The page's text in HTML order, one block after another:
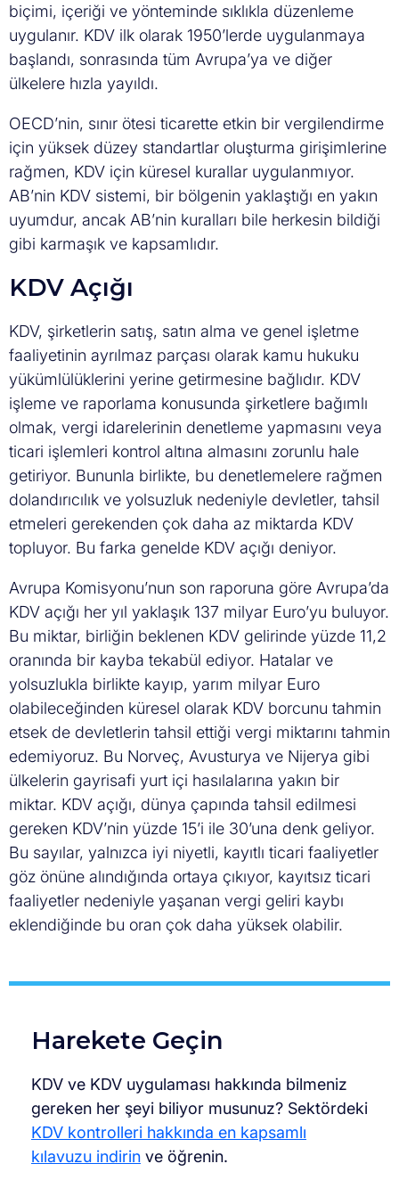
biçimi, içeriği ve yönteminde sıklıkla düzenleme
uygulanır. KDV ilk olarak 1950’lerde uygulanmaya
başlandı, sonrasında tüm Avrupa’ya ve diğer
ülkelere hızla yayıldı.
OECD’nin, sınır ötesi ticarette etkin bir vergilendirme
için yüksek düzey standartlar oluşturma girişimlerine
rağmen, KDV için küresel kurallar uygulanmıyor.
AB’nin KDV sistemi, bir bölgenin yaklaştığı en yakın
uyumdur, ancak AB’nin kuralları bile herkesin bildiği
gibi karmaşık ve kapsamlıdır.
KDV Açığı
KDV, şirketlerin satış, satın alma ve genel işletme
faaliyetinin ayrılmaz parçası olarak kamu hukuku
yükümlülüklerini yerine getirmesine bağlıdır. KDV
işleme ve raporlama konusunda şirketlere bağımlı
olmak, vergi idarelerinin denetleme yapmasını veya
ticari işlemleri kontrol altına almasını zorunlu hale
getiriyor. Bununla birlikte, bu denetlemelere rağmen
dolandırıcılık ve yolsuzluk nedeniyle devletler, tahsil
etmeleri gerekenden çok daha az miktarda KDV
topluyor. Bu farka genelde KDV açığı deniyor.
Avrupa Komisyonu’nun son raporuna göre Avrupa’da
KDV açığı her yıl yaklaşık 137 milyar Euro’yu buluyor.
Bu miktar, birliğin beklenen KDV gelirinde yüzde 11,2
oranında bir kayba tekabül ediyor. Hatalar ve
yolsuzlukla birlikte kayıp, yarım milyar Euro
olabileceğinden küresel olarak KDV borcunu tahmin
etsek de devletlerin tahsil ettiği vergi miktarını tahmin
edemiyoruz. Bu Norveç, Avusturya ve Nijerya gibi
ülkelerin gayrisafi yurt içi hasılalarına yakın bir
miktar. KDV açığı, dünya çapında tahsil edilmesi
gereken KDV’nin yüzde 15’i ile 30’una denk geliyor.
Bu sayılar, yalnızca iyi niyetli, kayıtlı ticari faaliyetler
göz önüne alındığında ortaya çıkıyor, kayıtsız ticari
faaliyetler nedeniyle yaşanan vergi geliri kaybı
eklendiğinde bu oran çok daha yüksek olabilir.
Harekete Geçin
KDV ve KDV uygulaması hakkında bilmeniz
gereken her şeyi biliyor musunuz? Sektördeki
KDV kontrolleri hakkında en kapsamlı
kılavuzu indirin ve öğrenin.